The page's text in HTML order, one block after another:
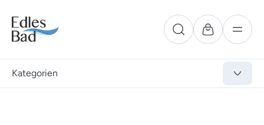
Kategorien